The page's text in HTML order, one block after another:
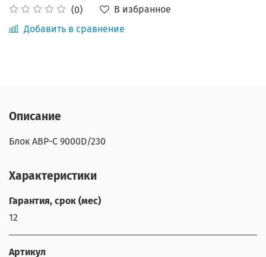
(0)
В избранное
Добавить в сравнение
Описание
Блок АВР-С 9000D/230
Характеристики
Гарантия, срок (мес)
12
Артикул